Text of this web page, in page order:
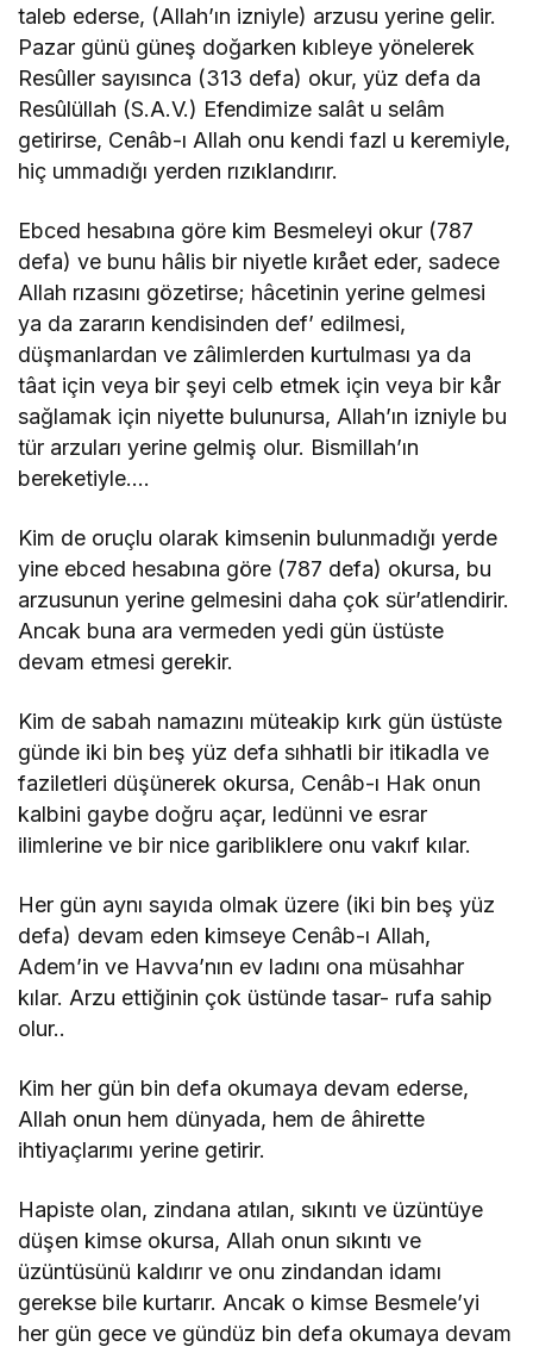
taleb ederse, (Allah’ın izniyle) arzusu yerine gelir.
Pazar günü güneş doğarken kıbleye yönelerek
Resûller sayısınca (313 defa) okur, yüz defa da
Resûlüllah (S.A.V.) Efendimize salât u selâm
getirirse, Cenâb-ı Allah onu kendi fazl u keremiyle,
hiç ummadığı yerden rızıklandırır.
Ebced hesabına göre kim Besmeleyi okur (787
defa) ve bunu hâlis bir niyetle kırået eder, sadece
Allah rızasını gözetirse; hâcetinin yerine gelmesi
ya da zararın kendisinden def’ edilmesi,
düşmanlardan ve zâlimlerden kurtulması ya da
tâat için veya bir şeyi celb etmek için veya bir kår
sağlamak için niyette bulunursa, Allah’ın izniyle bu
tür arzuları yerine gelmiş olur. Bismillah’ın
bereketiyle….
Kim de oruçlu olarak kimsenin bulunmadığı yerde
yine ebced hesabına göre (787 defa) okursa, bu
arzusunun yerine gelmesini daha çok sür’atlendirir.
Ancak buna ara vermeden yedi gün üstüste
devam etmesi gerekir.
Kim de sabah namazını müteakip kırk gün üstüste
günde iki bin beş yüz defa sıhhatli bir itikadla ve
faziletleri düşünerek okursa, Cenâb-ı Hak onun
kalbini gaybe doğru açar, ledünni ve esrar
ilimlerine ve bir nice garibliklere onu vakıf kılar.
Her gün aynı sayıda olmak üzere (iki bin beş yüz
defa) devam eden kimseye Cenâb-ı Allah,
Adem’in ve Havva’nın ev ladını ona müsahhar
kılar. Arzu ettiğinin çok üstünde tasar- rufa sahip
olur..
Kim her gün bin defa okumaya devam ederse,
Allah onun hem dünyada, hem de âhirette
ihtiyaçlarımı yerine getirir.
Hapiste olan, zindana atılan, sıkıntı ve üzüntüye
düşen kimse okursa, Allah onun sıkıntı ve
üzüntüsünü kaldırır ve onu zindandan idamı
gerekse bile kurtarır. Ancak o kimse Besmele’yi
her gün gece ve gündüz bin defa okumaya devam